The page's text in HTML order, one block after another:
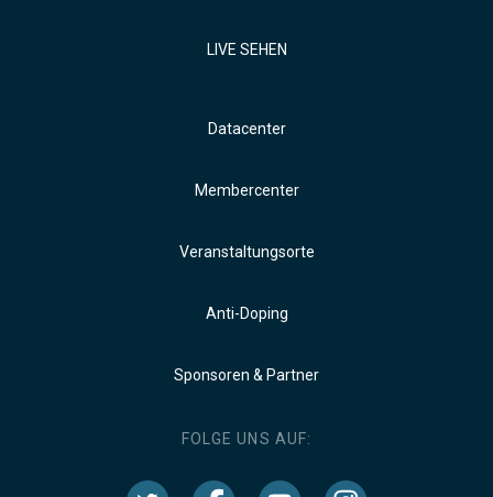
LIVE SEHEN
Datacenter
Membercenter
Veranstaltungsorte
Anti-Doping
Sponsoren & Partner
FOLGE UNS AUF: